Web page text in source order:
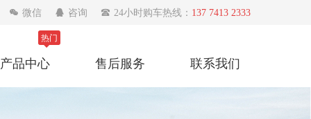
 微信  咨询  24小时购车热线： 137 7413 2333
热门
产品中心 售后服务 联系我们